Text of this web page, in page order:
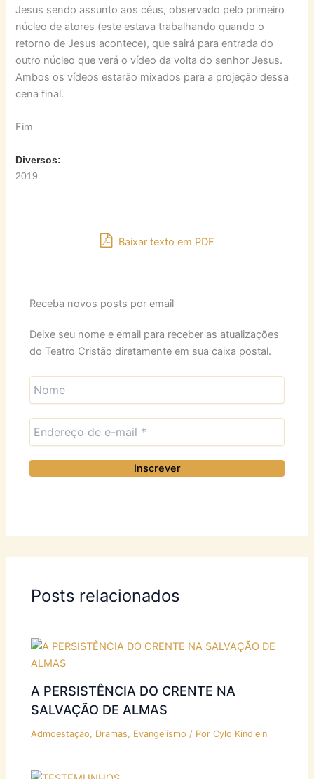
Jesus sendo assunto aos céus, observado pelo primeiro
núcleo de atores (este estava trabalhando quando o
retorno de Jesus acontece), que sairá para entrada do
outro núcleo que verá o vídeo da volta do senhor Jesus.
Ambos os vídeos estarão mixados para a projeção dessa
cena final.
Fim
Diversos:
2019
Baixar texto em PDF
Receba novos posts por email
Deixe seu nome e email para receber as atualizações
do Teatro Cristão diretamente em sua caixa postal.
Posts relacionados
A PERSISTÊNCIA DO CRENTE NA
SALVAÇÃO DE ALMAS
Admoestação, Dramas, Evangelismo / PorCylo Kindlein